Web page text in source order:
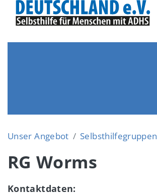
Unser Angebot Selbsthilfegruppen
RG Worms
Kontaktdaten: